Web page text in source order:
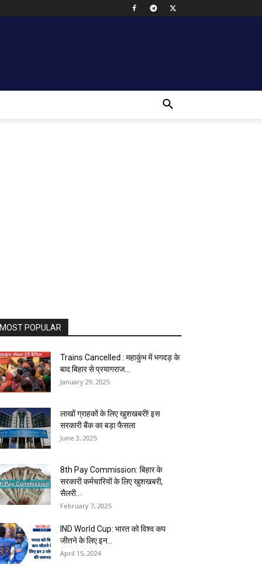
MOST POPULAR
Trains Cancelled : महाकुंभ में भगदड़ के
बाद बिहार से प्रयागराज...
January 29, 2025
लाखों ग्राहकों के लिए खुशखबरी! इस
सरकारी बैंक का बड़ा फैसला
June 3, 2025
8th Pay Commission: बिहार के
सरकारी कर्मचारियों के लिए खुशखबरी,
सैलरी...
February 7, 2025
IND World Cup: भारत को विश्व कप
जीतने के लिए इन...
April 15, 2024